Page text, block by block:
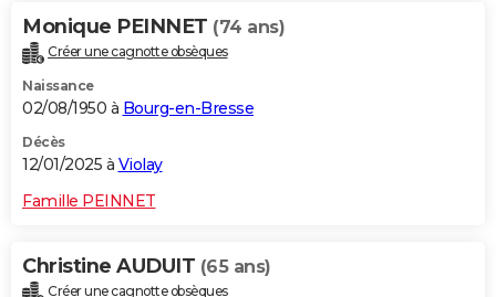
Monique PEINNET (74 ans)
Créer une cagnotte obsèques
Naissance
02/08/1950 à Bourg-en-Bresse
Décès
12/01/2025 à Violay
Famille PEINNET
Christine AUDUIT (65 ans)
Créer une cagnotte obsèques